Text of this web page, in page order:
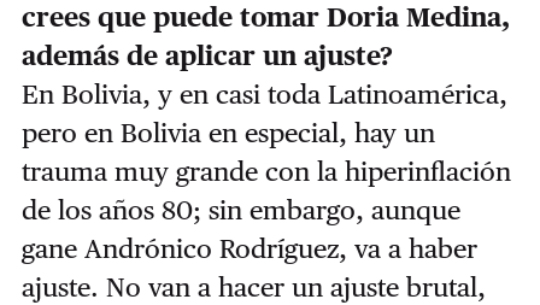
crees que puede tomar Doria Medina,
además de aplicar un ajuste?
En Bolivia, y en casi toda Latinoamérica,
pero en Bolivia en especial, hay un
trauma muy grande con la hiperinflación
de los años 80; sin embargo, aunque
gane Andrónico Rodríguez, va a haber
ajuste. No van a hacer un ajuste brutal,